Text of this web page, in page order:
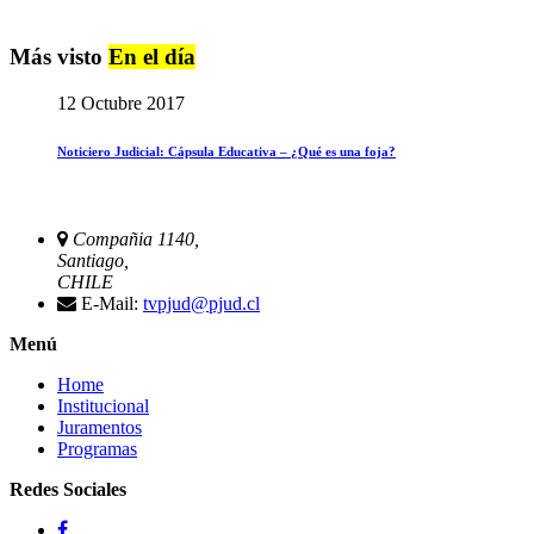
Más visto En el día
12 Octubre 2017
Noticiero Judicial: Cápsula Educativa – ¿Qué es una foja?
Compañia 1140,
Santiago,
CHILE
E-Mail: tvpjud@pjud.cl
Menú
Home
Institucional
Juramentos
Programas
Redes Sociales